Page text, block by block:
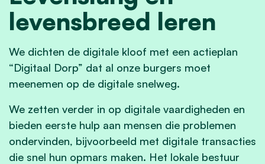
levensbreed leren
We dichten de digitale kloof met een actieplan
“Digitaal Dorp” dat al onze burgers moet
meenemen op de digitale snelweg.
We zetten verder in op digitale vaardigheden en
bieden eerste hulp aan mensen die problemen
ondervinden, bijvoorbeeld met digitale transacties
die snel hun opmars maken. Het lokale bestuur